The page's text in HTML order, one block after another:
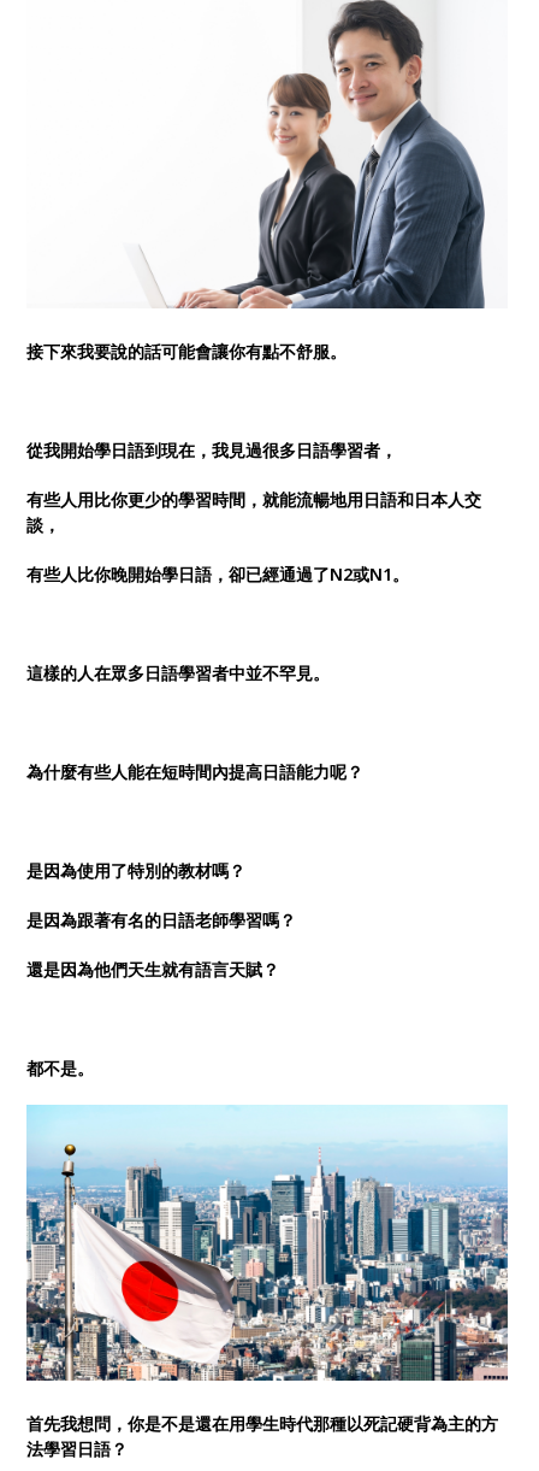
接下來我要說的話可能會讓你有點不舒服。
從我開始學日語到現在，我見過很多日語學習者，
有些人用比你更少的學習時間，就能流暢地用日語和日本人交
談，
有些人比你晚開始學日語，卻已經通過了N2或N1。
這樣的人在眾多日語學習者中並不罕見。
為什麼有些人能在短時間內提高日語能力呢？
是因為使用了特別的教材嗎？
是因為跟著有名的日語老師學習嗎？
還是因為他們天生就有語言天賦？
都不是。
首先我想問，你是不是還在用學生時代那種以死記硬背為主的方
法學習日語？